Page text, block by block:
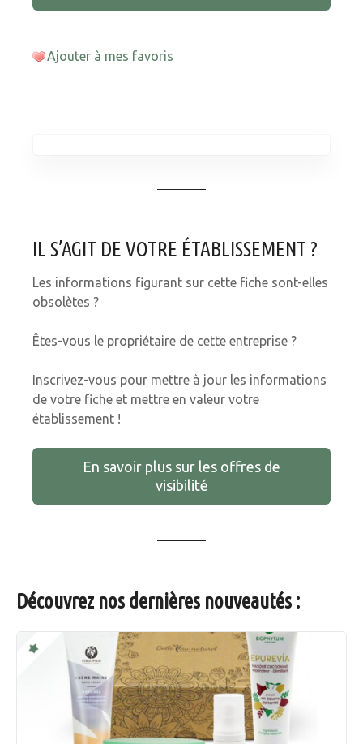
Ajouter à mes favoris
IL S’AGIT DE VOTRE ÉTABLISSEMENT ?
Les informations figurant sur cette fiche sont-elles
obsolètes ?
Êtes-vous le propriétaire de cette entreprise ?
Inscrivez-vous pour mettre à jour les informations
de votre fiche et mettre en valeur votre
établissement !
En savoir plus sur les offres de
visibilité
Découvrez nos dernières nouveautés :